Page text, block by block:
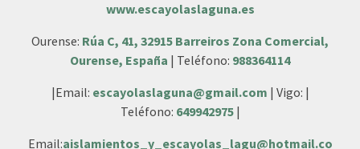
www.escayolaslaguna.es
Ourense: Rúa C, 41, 32915 Barreiros Zona Comercial,
Ourense, España | Teléfono: 988364114
|Email: escayolaslaguna@gmail.com | Vigo: |
Teléfono: 649942975|
Email:aislamientos_y_escayolas_lagu@hotmail.co